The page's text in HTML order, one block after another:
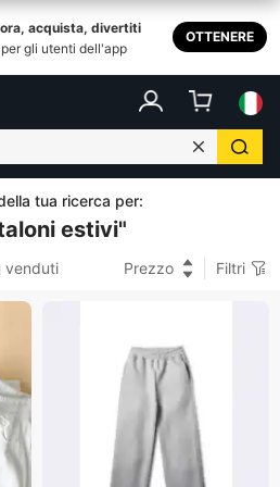
acquista, divertiti
gli utenti dell'app
OTTENERE
tua ricerca per:
estivi"
venduti Prezzo Filtri